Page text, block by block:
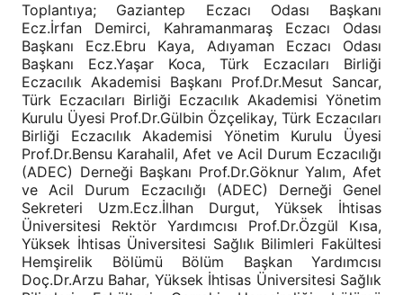
Toplantıya; Gaziantep Eczacı Odası Başkanı
Ecz.İrfan Demirci, Kahramanmaraş Eczacı Odası
Başkanı Ecz.Ebru Kaya, Adıyaman Eczacı Odası
Başkanı Ecz.Yaşar Koca, Türk Eczacıları Birliği
Eczacılık Akademisi Başkanı Prof.Dr.Mesut Sancar,
Türk Eczacıları Birliği Eczacılık Akademisi Yönetim
Kurulu Üyesi Prof.Dr.Gülbin Özçelikay, Türk Eczacıları
Birliği Eczacılık Akademisi Yönetim Kurulu Üyesi
Prof.Dr.Bensu Karahalil, Afet ve Acil Durum Eczacılığı
(ADEC) Derneği Başkanı Prof.Dr.Göknur Yalım, Afet
ve Acil Durum Eczacılığı (ADEC) Derneği Genel
Sekreteri Uzm.Ecz.İlhan Durgut, Yüksek İhtisas
Üniversitesi Rektör Yardımcısı Prof.Dr.Özgül Kısa,
Yüksek İhtisas Üniversitesi Sağlık Bilimleri Fakültesi
Hemşirelik Bölümü Bölüm Başkan Yardımcısı
Doç.Dr.Arzu Bahar, Yüksek İhtisas Üniversitesi Sağlık